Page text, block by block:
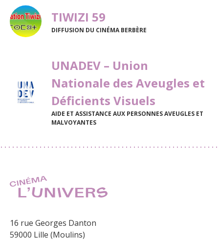
TIWIZI 59
DIFFUSION DU CINÉMA BERBÈRE
UNADEV – Union
Nationale des Aveugles et
Déficients Visuels
AIDE ET ASSISTANCE AUX PERSONNES AVEUGLES ET
MALVOYANTES
16 rue Georges Danton
59000 Lille (Moulins)